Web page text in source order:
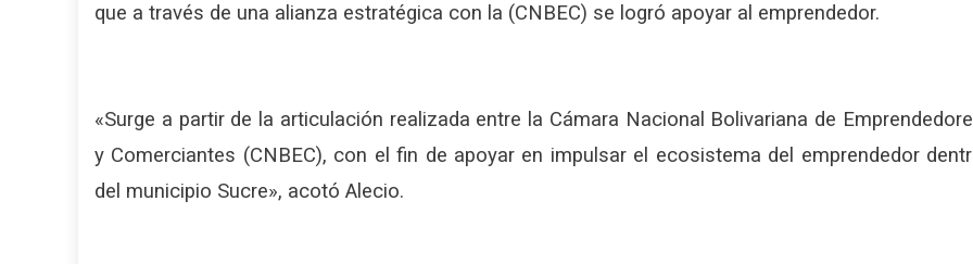
que a través de una alianza estratégica con la (CNBEC) se logró apoyar al emprendedor.
«Surge a partir de la articulación realizada entre la Cámara Nacional Bolivariana de
y Comerciantes (CNBEC), con el fin de apoyar en impulsar el ecosistema del emprendedor
del municipio Sucre», acotó Alecio.